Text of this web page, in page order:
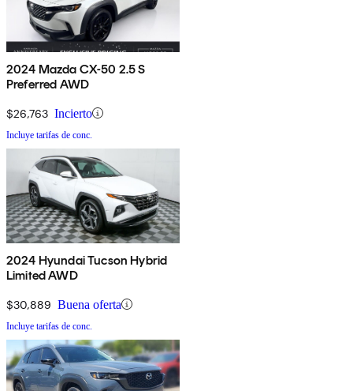
2024 Mazda CX-50 2.5 S
Preferred AWD
$26,763 Incierto
Incluye tarifas de conc.
2024 Hyundai Tucson Hybrid
Limited AWD
$30,889 Buena oferta
Incluye tarifas de conc.